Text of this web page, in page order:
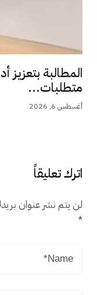
المطالبة
متطلبات...
أغسطس 6, 2026
اترك تعليقاً
لن يتم نشر عنوان
*